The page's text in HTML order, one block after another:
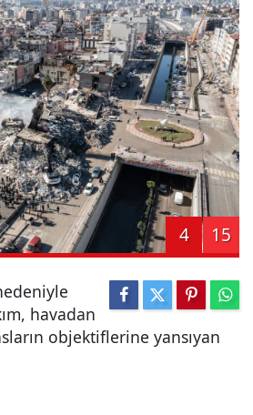
4 15
havadan
objektiflerine yansıyan